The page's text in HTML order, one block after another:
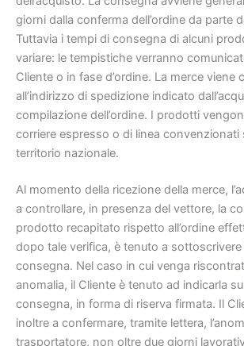
giorni dalla conferma dell’ordine da parte
Tuttavia i tempi di consegna di alcuni
variare: le tempistiche verranno
Cliente o in fase d’ordine. La merce viene
all’indirizzo di spedizione indicato
compilazione dell’ordine. I prodotti
corriere espresso o di linea convenzionati
territorio nazionale.
Al momento della ricezione della merce,
a controllare, in presenza del vettore, la
prodotto recapitato rispetto all’ordine
dopo tale verifica, è tenuto a
consegna. Nel caso in cui venga
anomalia, il Cliente è tenuto ad indicarla
consegna, in forma di riserva firmata. Il
inoltre a confermare, tramite lettera,
trasportatore, non oltre due giorni